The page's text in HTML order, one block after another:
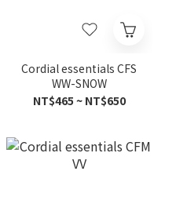
Cordial essentials CFS
WW-SNOW
NT$465 ~ NT$650